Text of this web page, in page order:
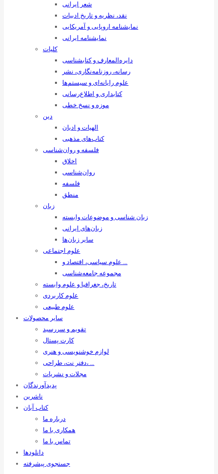
شعر ایرانی
نقد، نظریه و تاریخ ادبیات
نمایشنامه اروپایی و آمریکایی
نمایشنامه ایرانی
کلیات
دایره‌المعارف و کتابشناسی
رسانه‌، روزنامه‌نگاری، نشر
علوم رایانه‌ای و سیستم‌ها
کتابداری و اطلاع‌رسانی
موزه و نسخ خطی
دین
الهیات و ادیان
کتاب‌های مذهبی
فلسفه و روان‌شناسی
اخلاق
روان‌شناسی
فلسفه
منطق
زبان
زبان ‌شناسی و موضوعات وابسته
زبان‌های ایرانی
سایر زبان‌ها
علوم اجتماعی
علوم سیاسی، اقتصاد و …
مجموعه جامعه‌شناسی
تاریخ، جغرافیا و علوم وابسته
علوم کاربردی
علوم طبیعی
سایر محصولات
تقویم و سررسید
کارت پستال
لوازم خوشنویسی و هنری
دفتر نت، طراحی، …
مجلات و نشریات
پدیدآورندگان
ناشرین
کتاب آبان
درباره ما
همکاری با ما
تماس با ما
دانلودها
جستجوی پیشرفته